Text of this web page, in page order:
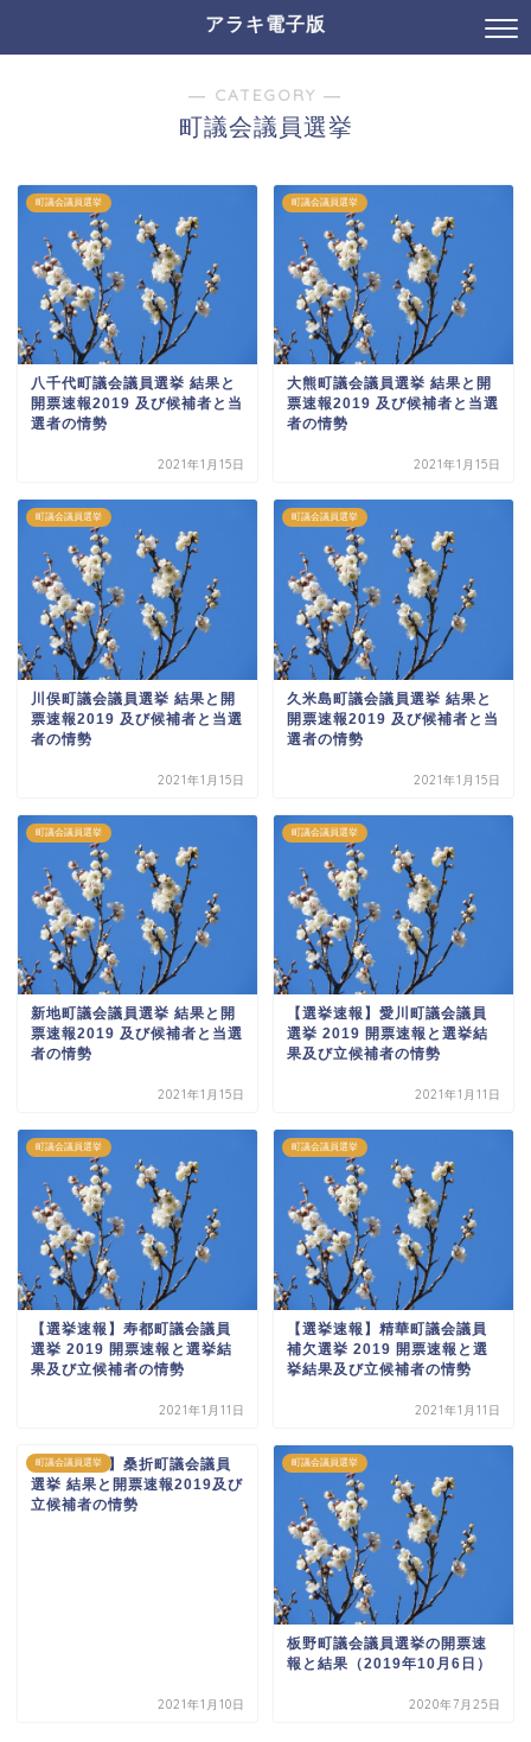
アラキ電子版
― CATEGORY ―
町議会議員選挙
町議会議員選挙
八千代町議会議員選挙 結果と
開票速報2019 及び候補者と当
選者の情勢
2021年1月15日
町議会議員選挙
大熊町議会議員選挙 結果と開
票速報2019 及び候補者と当選
者の情勢
2021年1月15日
町議会議員選挙
川俣町議会議員選挙 結果と開
票速報2019 及び候補者と当選
者の情勢
2021年1月15日
町議会議員選挙
久米島町議会議員選挙 結果と
開票速報2019 及び候補者と当
選者の情勢
2021年1月15日
町議会議員選挙
新地町議会議員選挙 結果と開
票速報2019 及び候補者と当選
者の情勢
2021年1月15日
町議会議員選挙
【選挙速報】愛川町議会議員
選挙 2019 開票速報と選挙結
果及び立候補者の情勢
2021年1月11日
町議会議員選挙
【選挙速報】寿都町議会議員
選挙 2019 開票速報と選挙結
果及び立候補者の情勢
2021年1月11日
町議会議員選挙
【選挙速報】精華町議会議員
補欠選挙 2019 開票速報と選
挙結果及び立候補者の情勢
2021年1月11日
町議会議員選挙
【選挙速報】桑折町議会議員
選挙 結果と開票速報2019及び
立候補者の情勢
2021年1月10日
町議会議員選挙
板野町議会議員選挙の開票速
報と結果（2019年10月6日）
2020年7月25日